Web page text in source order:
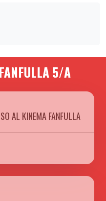
5/A
AL KINEMA FANFULLA